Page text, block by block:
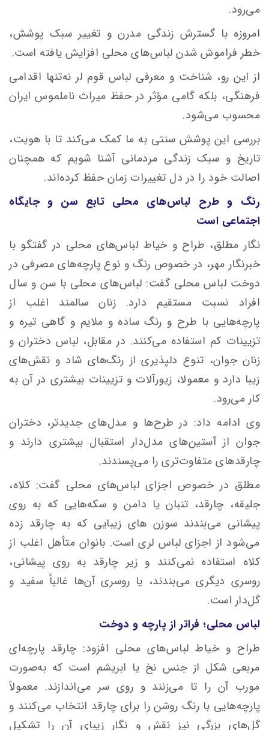
می‌رود.
امروزه با گسترش زندگی مدرن و تغییر سبک پوشش،
خطر فراموش شدن لباس‌های محلی افزایش یافته است.
از این رو، شناخت و معرفی لباس قوم لر نه‌تنها اقدامی
فرهنگی، بلکه گامی مؤثر در حفظ میراث ناملموس ایران
محسوب می‌شود.
بررسی این پوشش سنتی به ما کمک می‌کند تا با هویت،
تاریخ و سبک زندگی مردمانی آشنا شویم که همچنان
اصالت خود را در دل تغییرات زمان حفظ کرده‌اند.
رنگ و طرح لباس‌های محلی تابع سن و جایگاه
اجتماعی است
نگار مطلق، طراح و خیاط لباس‌های محلی در گفتگو با
خبرنگار مهر، در خصوص رنگ و نوع پارچه‌های مصرفی در
دوخت لباس محلی گفت: لباس‌های محلی با سن و سال
افراد نسبت مستقیم دارد. زنان سالمند اغلب از
پارچه‌هایی با طرح و رنگ ساده و ملایم و گاهی تیره و
تزیینات کم استفاده می‌کنند. در مقابل، لباس دختران و
زنان جوان، تنوع دلپذیری از رنگ‌های شاد و نقش‌های
زیبا دارد و معمولا، زیورآلات و تزیینات بیشتری در آن به
کار می‌رود.
وی ادامه داد: در طرح‌ها و مدل‌های جدیدتر، دختران
جوان از آستین‌های مدل‌دار استقبال بیشتری دارند و
چارقدهای متفاوت‌تری را می‌پسندند.
مطلق در خصوص اجزای لباس‌های محلی گفت: کلاه،
جلیقه، چارقد، تنبان یا دامن و سکه‌هایی که به روی
پیشانی می‌بندند سوزن های زیبایی که به چارقد زده
می‌شود از اجزای لباس لری است. بانوان متأهل اغلب از
کلاه استفاده نمی‌کنند و زیر چارقد به روی پیشانی،
روسری دیگری می‌بندند، یا روسری آن‌ها غالباً سفید و
گل‌دار است.
لباس محلی؛ فراتر از پارچه و دوخت
طراح و خیاط لباس‌های محلی افزود: چارقد پارچه‌ای
مربعی شکل از جنس نخ یا ابریشم است که به‌صورت
مورب آن را تا می‌زنند و روی سر می‌اندازند. معمولاً
پارچه‌هایی با رنگ روشن را برای چارقد انتخاب می‌کنند و
گل‌های بزرگی نیز نقش و نگار زیبای آن را تشکیل